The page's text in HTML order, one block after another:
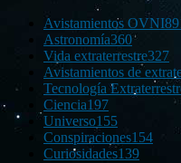
Avistamientos OVNI
Astronomía360
Vida extraterrestre327
Avistamientos de
Tecnología
Ciencia197
Universo155
Conspiraciones154
Curiosidades139